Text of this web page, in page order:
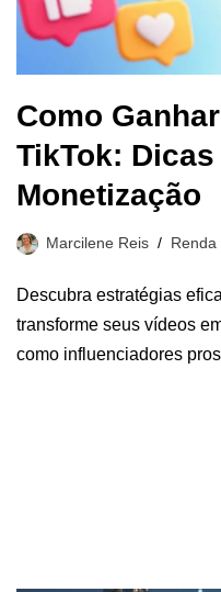
Como
TikTok:
Monetização
Marcilene Reis Renda
Descubra estratégias
transforme seus vídeos
como influenciadores